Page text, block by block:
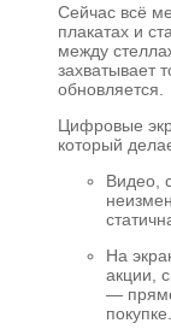
Сейчас всё
плакатах и
между
захватывает
обновляется.
Цифровые
который
Видео,
На
акции,
—
покупке.